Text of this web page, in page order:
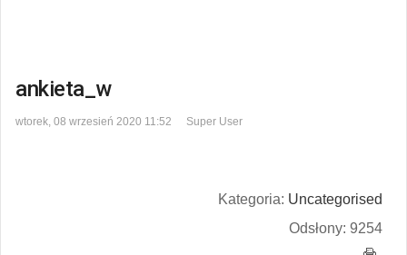
ankieta_w
wtorek, 08 wrzesień 2020 11:52 Super User
Kategoria: Uncategorised
Odsłony: 9254